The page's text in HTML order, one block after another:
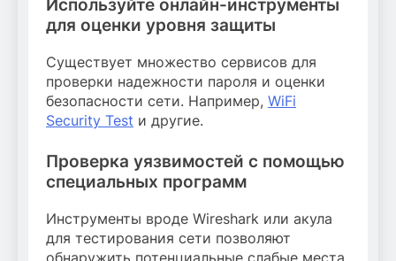
Используйте онлайн-инструменты
для оценки уровня защиты
Существует множество сервисов для
проверки надежности пароля и оценки
безопасности сети. Например, WiFi
Security Test и другие.
Проверка уязвимостей с помощью
специальных программ
Инструменты вроде Wireshark или акула
для тестирования сети позволяют
обнаружить потенциальные слабые места